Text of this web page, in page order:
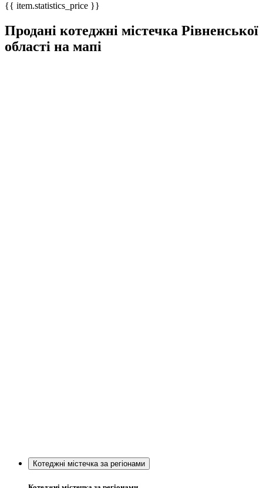
{{ item.statistics_price }}
Продані котеджні містечка Рівненської
області на мапі
Котеджні містечка за регіонами